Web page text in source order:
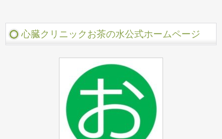
心臓クリニックお茶の水公式ホームページ